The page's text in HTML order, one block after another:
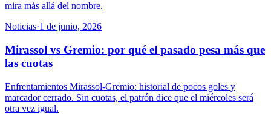
mira más allá del nombre.
Noticias·1 de junio, 2026
Mirassol vs Gremio: por qué el pasado pesa más que
las cuotas
Enfrentamientos Mirassol-Gremio: historial de pocos goles y
marcador cerrado. Sin cuotas, el patrón dice que el miércoles será
otra vez igual.